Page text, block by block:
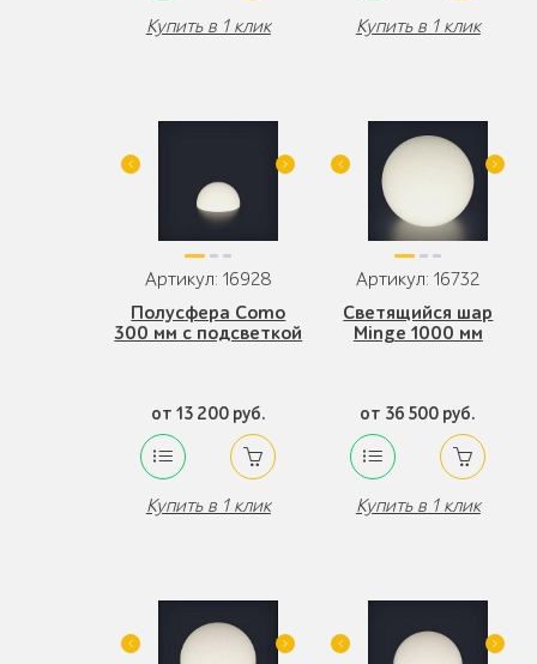
Купить в 1 клик Купить в 1 клик
Артикул: 16928
Полусфера Como
300 мм с подсветкой
от 13 200 руб.
Купить в 1 клик
Артикул: 16732
Светящийся шар
Minge 1000 мм
от 36 500 руб.
Купить в 1 клик